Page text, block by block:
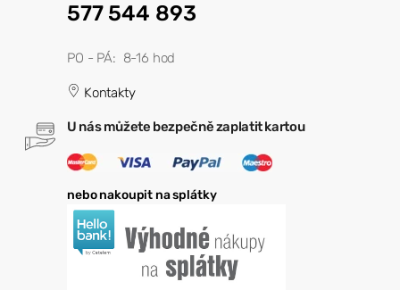
577 544 893
PO - PÁ: 8-16 hod
Kontakty
U nás můžete bezpečně zaplatit kartou
nebo nakoupit na splátky